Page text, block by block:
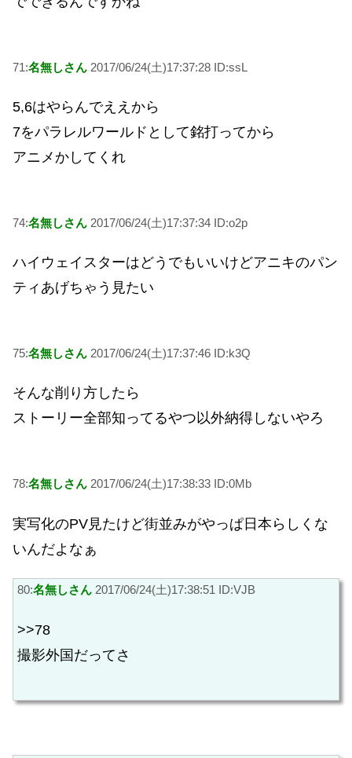
71:名無しさん 2017/06/24(土)17:37:28 ID:ssL
5,6はやらんでええから
7をパラレルワールドとして銘打ってから
アニメかしてくれ
74:名無しさん 2017/06/24(土)17:37:34 ID:o2p
ハイウェイスターはどうでもいいけどアニキのパン
ティあげちゃう見たい
75:名無しさん 2017/06/24(土)17:37:46 ID:k3Q
そんな削り方したら
ストーリー全部知ってるやつ以外納得しないやろ
78:名無しさん 2017/06/24(土)17:38:33 ID:0Mb
実写化のPV見たけど街並みがやっぱ日本らしくな
いんだよなぁ
80:名無しさん 2017/06/24(土)17:38:51 ID:VJB
>>78
撮影外国だってさ